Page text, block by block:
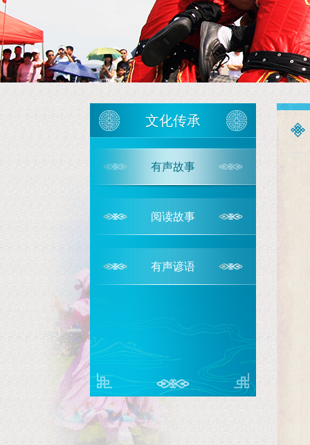
1 1
文化传承
有声故事
阅读故事
有声谚语